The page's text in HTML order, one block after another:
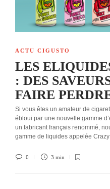
ACTU CIGUSTO
LES
: DES
FAIRE
Si vous êtes un amateur de
ébloui par une nouvelle gamme
un fabricant français renommé,
gamme de liquides appelée
0 3 min